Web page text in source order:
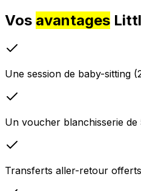
Vos avantages
Une session de baby-sitting
Un voucher blanchisserie
Transferts aller-retour